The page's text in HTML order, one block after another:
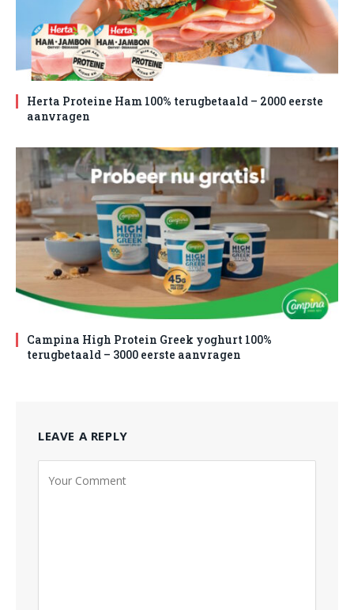
Herta Proteine Ham 100% terugbetaald – 2000 eerste
aanvragen
Campina High Protein Greek yoghurt 100%
terugbetaald – 3000 eerste aanvragen
LEAVE A REPLY